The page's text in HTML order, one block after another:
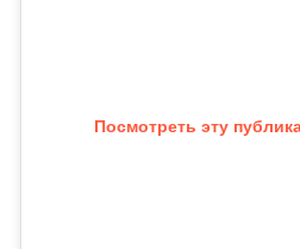
Посмотреть эту